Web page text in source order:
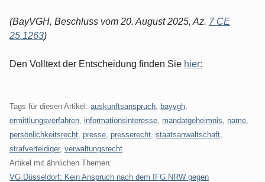
(BayVGH, Beschluss vom 20. August 2025, Az. 7 CE
25.1263)
Den Volltext der Entscheidung finden Sie hier:
Tags für diesen Artikel: auskunftsanspruch bayvgh
ermittlungsverfahren informationsinteresse mandatgeheimnis name
persönlichkeitsrecht presse presserecht staatsanwaltschaft
strafverteidiger, verwaltungsrecht
Artikel mit ähnlichen Themen:
VG Düsseldorf: Kein Anspruch nach dem IFG NRW gegen